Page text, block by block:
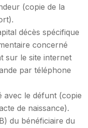
(copie de la
décès spécifique
concerné
sur le site internet
par téléphone
avec le défunt (copie
de naissance).
du bénéficiaire du